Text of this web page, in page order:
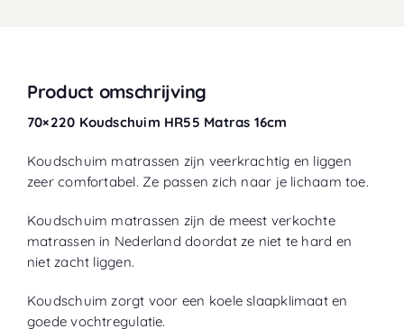
Product omschrijving
70×220 Koudschuim HR55 Matras 16cm
Koudschuim matrassen zijn veerkrachtig en liggen
zeer comfortabel. Ze passen zich naar je lichaam toe.
Koudschuim matrassen zijn de meest verkochte
matrassen in Nederland doordat ze niet te hard en
niet zacht liggen.
Koudschuim zorgt voor een koele slaapklimaat en
goede vochtregulatie.